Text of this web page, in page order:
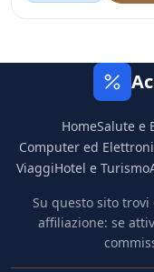
HomeSalute e
Computer ed
ViaggiHotel e Turismo
Su questo sito
affiliazione: se